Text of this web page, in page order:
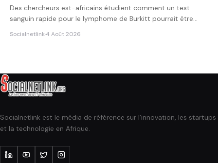
Des chercheurs est-africains étudient comment un test
sanguin rapide pour le lymphome de Burkitt pourrait être
Socialnetlink·4 Août 2026
Socialnetlink est le média de référence sur l'innovation, les startups
et la technologie en Afrique.